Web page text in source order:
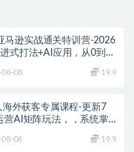
马逊实战通关特训营-2026
式打法+AI应用，从0到1
08 19.9
海外获客专属课程-更新7
营AI矩阵玩法，，系统掌
06 19.9